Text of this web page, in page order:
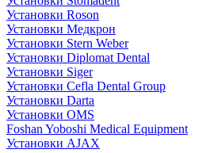
Установки Roson
Установки Медкрон
Установки Stern Weber
Установки Diplomat Dental
Установки Siger
Установки Cefla Dental Group
Установки Darta
Установки OMS
Foshan Yoboshi Medical Equipment
Установки AJAX